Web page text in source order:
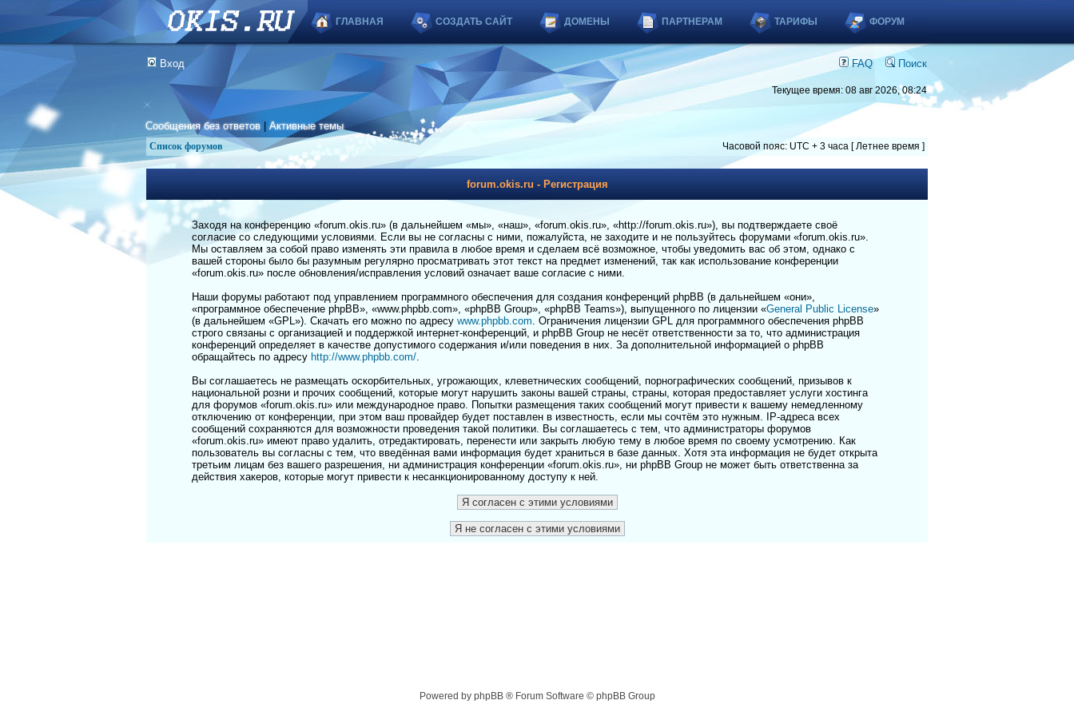
ГЛАВНАЯ СОЗДАТЬ САЙТ ДОМЕНЫ ПАРТНЕРАМ ТАРИФЫ ФОРУМ
Вход FAQ Поиск
Текущее время: 08 авг 2026, 08:24
Сообщения без ответов |Активные темы
Список форумов Часовой пояс: UTC + 3 часа [ Летнее время ]
forum.okis.ru - Регистрация
Заходя на конференцию «forum.okis.ru» (в дальнейшем «мы», «наш», «forum.okis.ru», «http://forum.okis.ru»), вы подтверждаете своё
согласие со следующими условиями. Если вы не согласны с ними, пожалуйста, не заходите и не пользуйтесь форумами «forum.okis.ru».
Мы оставляем за собой право изменять эти правила в любое время и сделаем всё возможное, чтобы уведомить вас об этом, однако с
вашей стороны было бы разумным регулярно просматривать этот текст на предмет изменений, так как использование конференции
«forum.okis.ru» после обновления/исправления условий означает ваше согласие с ними.
Наши форумы работают под управлением программного обеспечения для создания конференций phpBB (в дальнейшем «они»,
«программное обеспечение phpBB», «www.phpbb.com», «phpBB Group», «phpBB Teams»), выпущенного по лицензии «General Public License»
(в дальнейшем «GPL»). Скачать его можно по адресу www.phpbb.com. Ограничения лицензии GPL для программного обеспечения phpBB
строго связаны с организацией и поддержкой интернет-конференций, и phpBB Group не несёт ответственности за то, что администрация
конференций определяет в качестве допустимого содержания и/или поведения в них. За дополнительной информацией о phpBB
обращайтесь по адресу http://www.phpbb.com/.
Вы соглашаетесь не размещать оскорбительных, угрожающих, клеветнических сообщений, порнографических сообщений, призывов к
национальной розни и прочих сообщений, которые могут нарушить законы вашей страны, страны, которая предоставляет услуги хостинга
для форумов «forum.okis.ru» или международное право. Попытки размещения таких сообщений могут привести к вашему немедленному
отключению от конференции, при этом ваш провайдер будет поставлен в известность, если мы сочтём это нужным. IP-адреса всех
сообщений сохраняются для возможности проведения такой политики. Вы соглашаетесь с тем, что администраторы форумов
«forum.okis.ru» имеют право удалить, отредактировать, перенести или закрыть любую тему в любое время по своему усмотрению. Как
пользователь вы согласны с тем, что введённая вами информация будет храниться в базе данных. Хотя эта информация не будет открыта
третьим лицам без вашего разрешения, ни администрация конференции «forum.okis.ru», ни phpBB Group не может быть ответственна за
действия хакеров, которые могут привести к несанкционированному доступу к ней.
Powered by phpBB ® Forum Software © phpBB Group